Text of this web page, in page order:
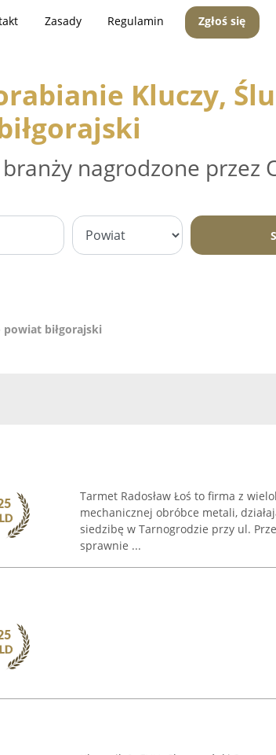
Zasady Regulamin Zgłoś się
Kluczy,
nagrodzone przez
powiat biłgorajski
Tarmet Radosław Łoś to firma z
mechanicznej obróbce metali,
siedzibę w Tarnogrodzie przy ul.
sprawnie ...